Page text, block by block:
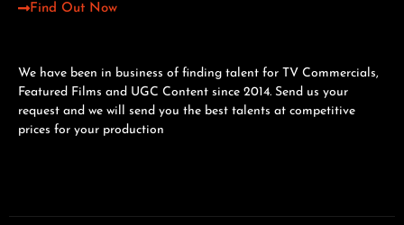
Find Out Now
We have been in business of finding talent for TV Commercials,
Featured Films and UGC Content since 2014. Send us your
request and we will send you the best talents at competitive
prices for your production